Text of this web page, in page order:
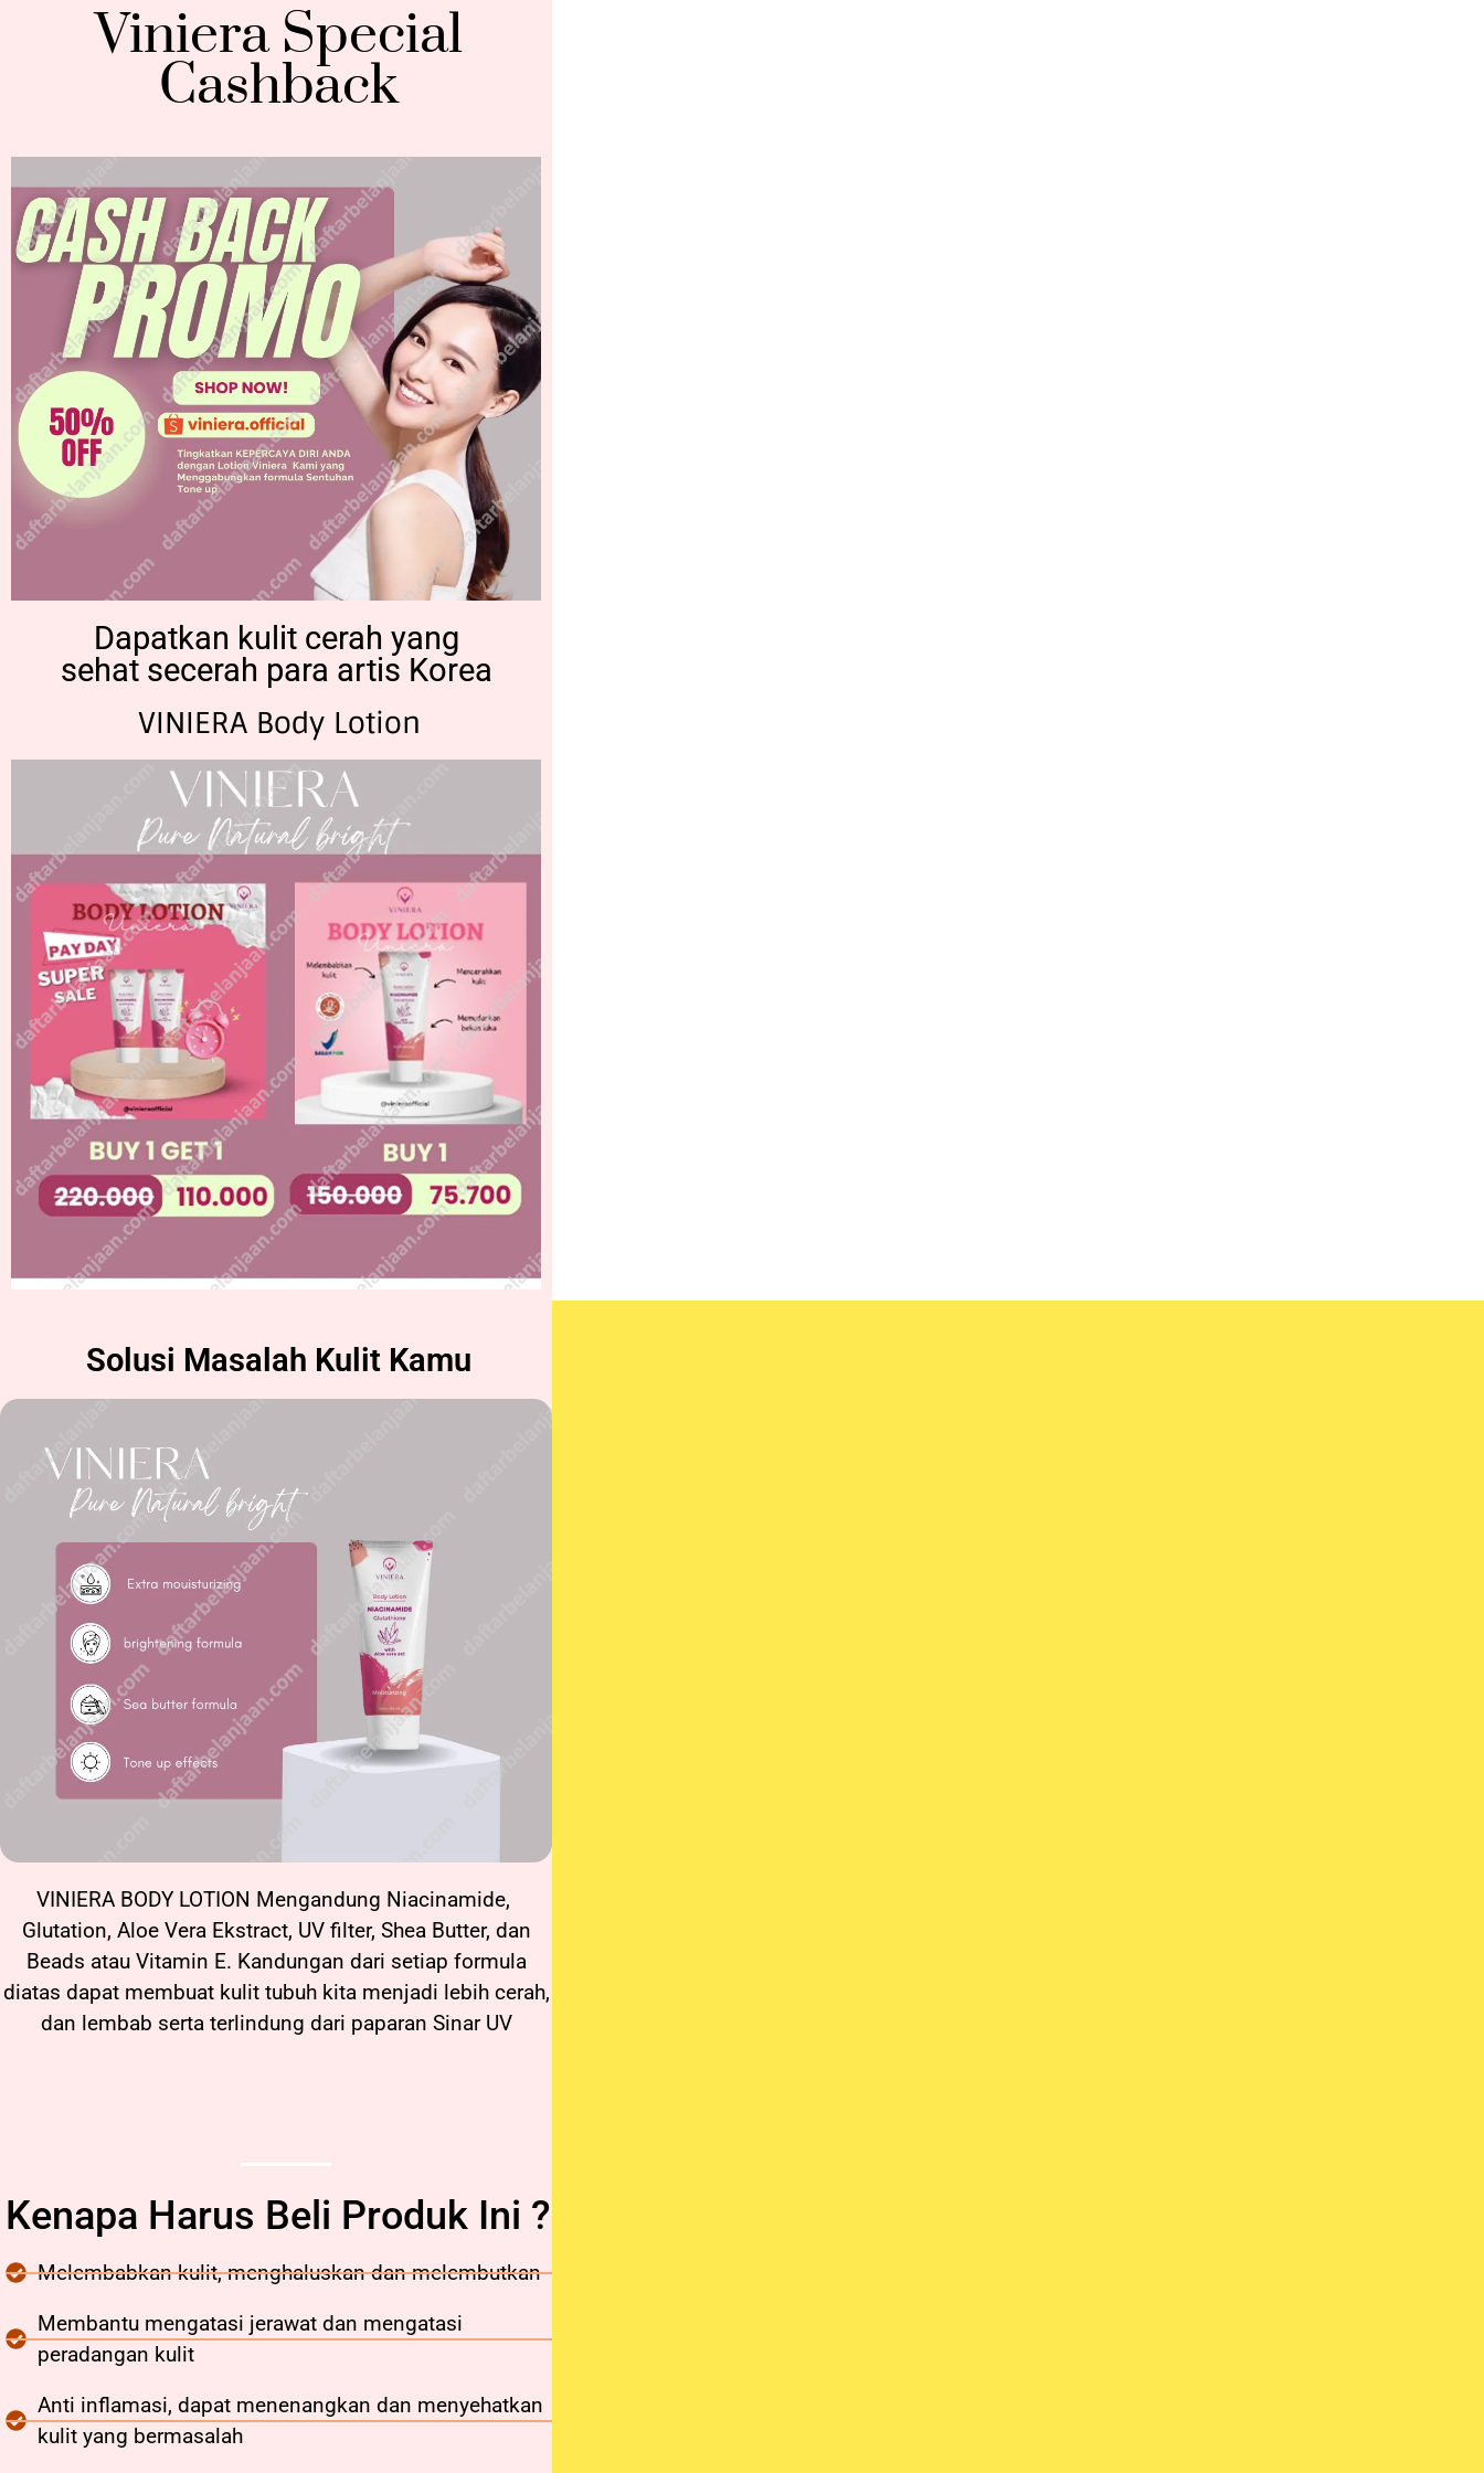
Viniera Special
Cashback
Dapatkan kulit cerah yang
sehat secerah para artis Korea
VINIERA Body Lotion
Solusi Masalah Kulit Kamu
VINIERA BODY LOTION Mengandung Niacinamide,
Glutation, Aloe Vera Ekstract, UV filter, Shea Butter, dan
Beads atau Vitamin E. Kandungan dari setiap formula
diatas dapat membuat kulit tubuh kita menjadi lebih cerah,
dan lembab serta terlindung dari paparan Sinar UV
Kenapa Harus Beli Produk Ini ?
Melembabkan kulit, menghaluskan dan melembutkan
Membantu mengatasi jerawat dan mengatasi
peradangan kulit
Anti inflamasi, dapat menenangkan dan menyehatkan
kulit yang bermasalah